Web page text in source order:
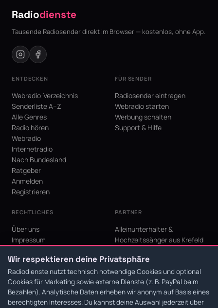
Radiodienste
Tausende Radiosender direkt im Browser — kostenlos, ohne App.
ENTDECKEN
Webradio-Verzeichnis
Senderliste A–Z
Alle Genres
Radio hören
Webradio
Internetradio
Nach Bundesland
Ratgeber
Anmelden
Registrieren
FÜR SENDER
Radiosender eintragen
Webradio starten
Werbung schalten
Support & Hilfe
RECHTLICHES
Über uns
Impressum
AGB
Cookie-Einstellungen
PARTNER
Alleinunterhalter &
Hochzeitssänger aus Krefeld
Krefeld für den Niederrhein
Wir respektieren deine Privatsphäre
Radiodienste nutzt technisch notwendige Cookies und optional
Cookies für Marketing sowie externe Dienste (z. B. PayPal beim
Bezahlen). Analytische Daten erheben wir anonym auf Basis eines
berechtigten Interesses. Du kannst deine Auswahl jederzeit über